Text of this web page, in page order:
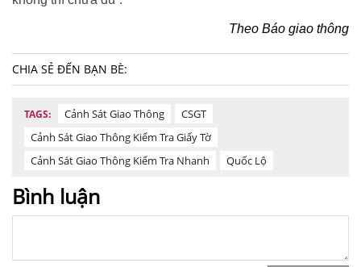
Theo Báo giao thông
CHIA SẺ ĐẾN BẠN BÈ:
TAGS: Cảnh Sát Giao Thông
CSGT
Cảnh Sát Giao Thông Kiểm Tra Giấy Tờ
Cảnh Sát Giao Thông Kiểm Tra Nhanh
Quốc Lộ
Bình luận